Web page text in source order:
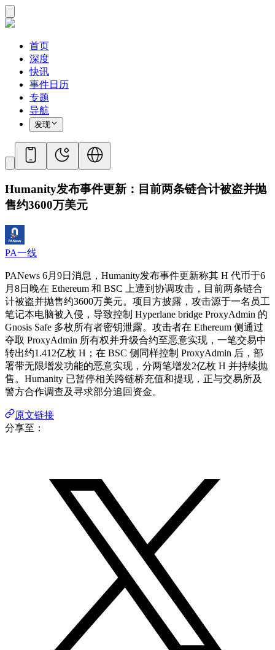
首页
深度
快讯
事件日历
专题
导航
发现
Humanity发布事件更新：目前两条链合计被盗并抛
售约3600万美元
PA一线
PANews 6月9日消息，Humanity发布事件更新称其 H 代币于6
月8日晚在 Ethereum 和 BSC 上遭到协调攻击，目前两条链合
计被盗并抛售约3600万美元。项目方披露，攻击源于一名员工
笔记本电脑被入侵，导致控制 Hyperlane bridge ProxyAdmin 的
Gnosis Safe 多枚所有者密钥泄露。攻击者在 Ethereum 侧通过
夺取 ProxyAdmin 所有权并升级合约至恶意实现，一笔交易中
转出约1.412亿枚 H；在 BSC 侧同样控制 ProxyAdmin 后，部
署带无限增发功能的恶意实现，分两笔增发2亿枚 H 并持续抛
售。Humanity 已暂停相关跨链桥充值和提现，正与交易所及
警方合作调查及寻求部分追回资金。
原文链接
分享至：